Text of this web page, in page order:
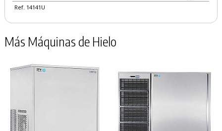
Ref. 14141U
Más Máquinas de Hielo